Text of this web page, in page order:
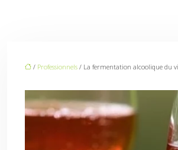
/ Professionnels / La fermentation alcoolique du